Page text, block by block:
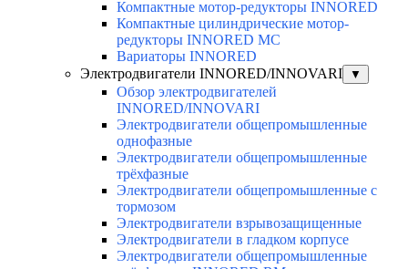
Компактные мотор-редукторы INNORED
Компактные цилиндрические мотор-
редукторы INNORED MC
Вариаторы INNORED
Электродвигатели INNORED/INNOVARI
▼
Обзор электродвигателей
INNORED/INNOVARI
Электродвигатели общепромышленные
однофазные
Электродвигатели общепромышленные
трёхфазные
Электродвигатели общепромышленные с
тормозом
Электродвигатели взрывозащищенные
Электродвигатели в гладком корпусе
Электродвигатели общепромышленные